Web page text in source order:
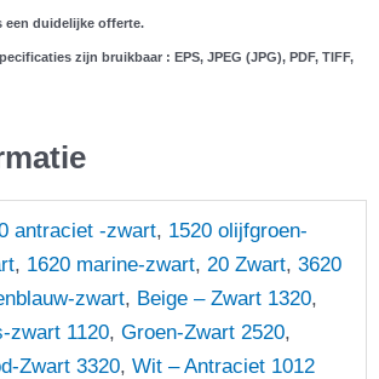
een duidelijke offerte.
zijn bruikbaar : EPS, JPEG (JPG), PDF, TIFF,
antraciet -zwart, 1520 olijfgroen-
, 1620 marine-zwart, 20 Zwart, 3620
zwart, Beige – Zwart 1320,
zwart 1120, Groen-Zwart 2520,
Zwart 3320, Wit – Antraciet 1012